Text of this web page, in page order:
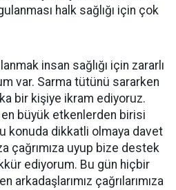
halk sağlığı için çok
insan sağlığı için zararlı
var. Sarma tütünü sararken
bir kişiye ikram ediyoruz.
en büyük etkenlerden birisi
konuda dikkatli olmaya davet
çağrımıza uyup bize destek
ediyorum. Bu gün hiçbir
arkadaşlarımız çağrılarımıza